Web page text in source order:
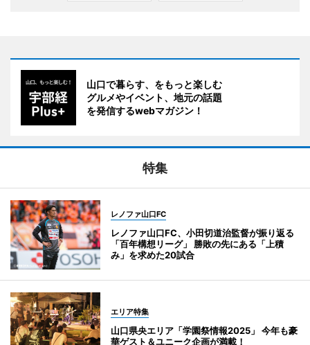
山口で暮らす、をもっと楽しむ
グルメやイベント、地元の話題
を発信するwebマガジン！
特集
レノファ山口FC
レノファ山口FC、小田切道治監督が振り返る
「百年構想リーグ」 勝敗の先にある「上積
み」を求めた20試合
エリア特集
山口県央エリア「学園祭情報2025」 今年も豪
華ゲスト＆ユニーク企画が満載！